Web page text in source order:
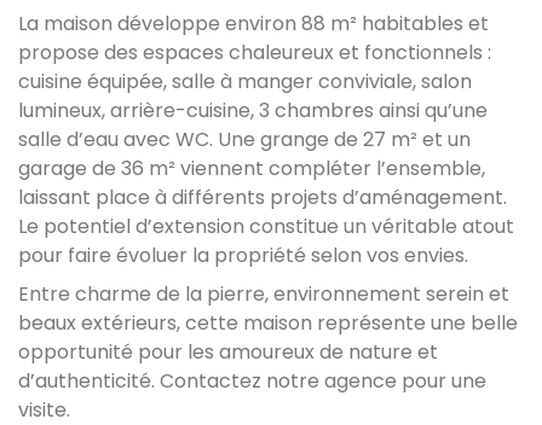
La maison développe environ 88 m² habitables et
propose des espaces chaleureux et fonctionnels :
cuisine équipée, salle à manger conviviale, salon
lumineux, arrière-cuisine, 3 chambres ainsi qu’une
salle d’eau avec WC. Une grange de 27 m² et un
garage de 36 m² viennent compléter l’ensemble,
laissant place à différents projets d’aménagement.
Le potentiel d’extension constitue un véritable atout
pour faire évoluer la propriété selon vos envies.
Entre charme de la pierre, environnement serein et
beaux extérieurs, cette maison représente une belle
opportunité pour les amoureux de nature et
d’authenticité. Contactez notre agence pour une
visite.